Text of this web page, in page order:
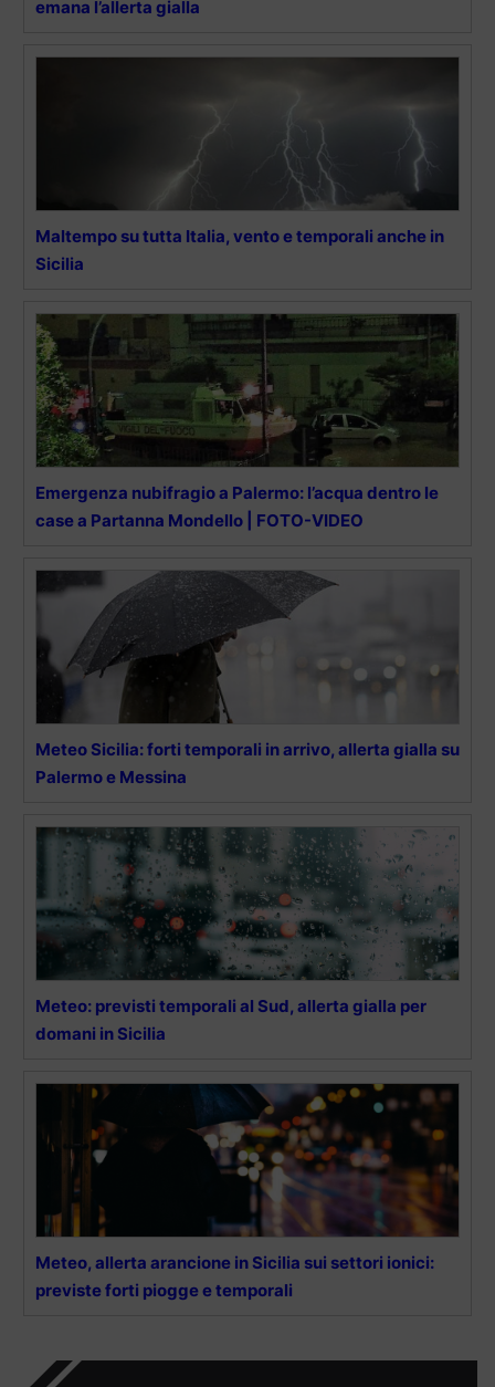
emana l’allerta gialla
Maltempo su tutta Italia, vento e temporali anche in
Sicilia
Emergenza nubifragio a Palermo: l’acqua dentro le
case a Partanna Mondello | FOTO-VIDEO
Meteo Sicilia: forti temporali in arrivo, allerta gialla su
Palermo e Messina
Meteo: previsti temporali al Sud, allerta gialla per
domani in Sicilia
Meteo, allerta arancione in Sicilia sui settori ionici:
previste forti piogge e temporali